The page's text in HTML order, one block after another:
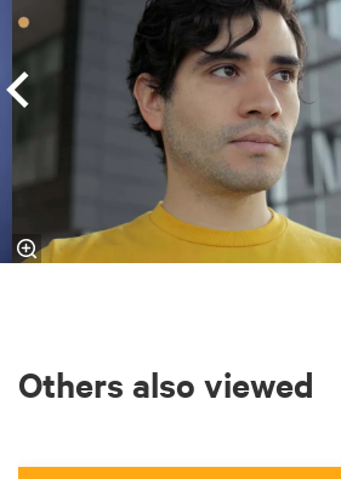
Others also viewed